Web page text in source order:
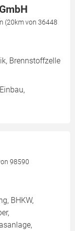
(20km von 36448
Brennstoffzelle
98590
BHKW,